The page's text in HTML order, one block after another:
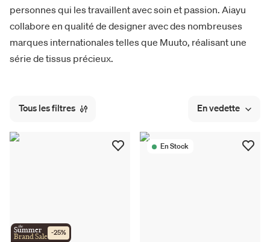
personnes qui les travaillent avec soin et passion. Aiayu
collabore en qualité de designer avec des nombreuses
marques internationales telles que Muuto, réalisant une
série de tissus précieux.
Tous les filtres En vedette
the
Summer
Brand Sale -25%
En Stock